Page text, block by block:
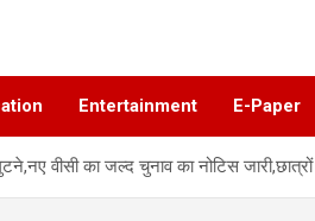
Entertainment E-Paper
वीसी का जल्द चुनाव का नोटिस